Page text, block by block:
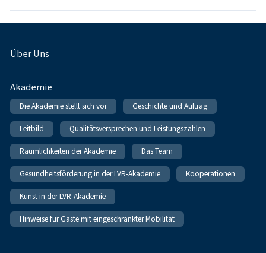
Fußnavigation
Über Uns
Akademie
Die Akademie stellt sich vor Geschichte und Auftrag
Leitbild Qualitätsversprechen und Leistungszahlen
Räumlichkeiten der Akademie Das Team
Gesundheitsförderung in der LVR-Akademie Kooperationen
Kunst in der LVR-Akademie
Hinweise für Gäste mit eingeschränkter Mobilität